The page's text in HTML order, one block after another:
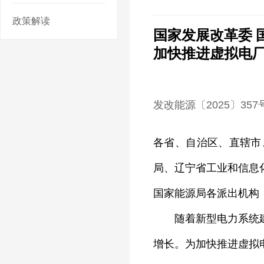
政策解读
国家发展改革委
加快推进虚拟电
发改能源〔2025〕357
各省、自治区、直辖
局、辽宁省工业和信
国家能源局各派出机
随着新型电力系统建
增长。为加快推进虚拟